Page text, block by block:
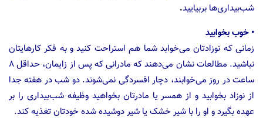
شب‌بیداری‌ها بربیایید.
• خوب بخوابید
زمانی که نوزادتان می‌خوابد شما هم استراحت کنید و به فکر کارهایتان
نباشید. مطالعات نشان می‌دهند که مادرانی که پس از زایمان، حداقل ۸
ساعت در روز می‌خوابند، دچار افسردگی نمی‌شوند. دو شب در هفته جدا
از نوزاد بخوابید و از همسر یا مادرتان بخواهید وظیفه شب‌بیداری را بر
عهده بگیرد و او را با شیر خشک یا شیر دوشیده شده خودتان تغذیه کند.